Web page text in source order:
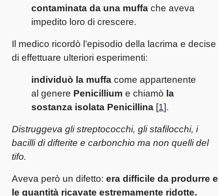
contaminata da una muffa che aveva
impedito loro di crescere.
Il medico ricordò l’episodio della lacrima e decise
di effettuare ulteriori esperimenti:
individuò la muffa come appartenente
al genere Penicillium e chiamò la
sostanza isolata Penicillina [1].
Distruggeva gli streptococchi, gli stafilocchi, i
bacilli di difterite e carbonchio ma non quelli del
tifo.
Aveva però un difetto: era difficile da produrre e
le quantità ricavate estremamente ridotte.